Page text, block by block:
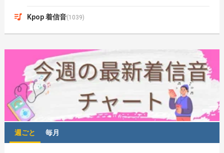
Kpop 着信音(1039)
週ごと 毎月